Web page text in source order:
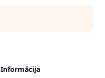
Informācija